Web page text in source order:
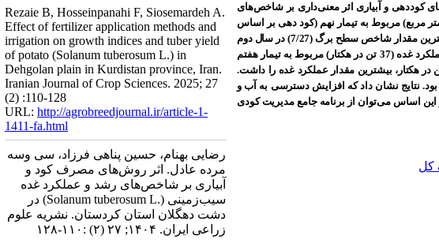
نتایج نشان داد که تیمارهای کوددهی و آبیاری اثر معنی‌داری بر شاخص‌های
داشتند. بیشترین مقدار ماده خشک در هر دو سال (به‌ترتیب 1435/7و 1810 گرم بر متر مربع) مربوط به تیمار نهم (کود دهی بر اساس
نتایج آزمون خاک+آبیاری در 80 درصد ظرفیت مزرعه+1000 کیلوگرم در هکتار گوگرد+کود مرغی) بود. در این تیمار بیشترین مقدار شاخص سطح برگ (7/27) در سال دوم
و بیشترین سرعت رشد گیاه (29/59گرم بر مترمربع در روز) در سال اول به‌دست آمد. در سال اول بیشترین مقدار عملکرد غده (37 تن در هکتار) مربوط به تیمار هفتم
بر اساس شیوه رایج منطقه+ آبیاری در 80 درصد ظرفیت مزرعه) بود و در سال دوم تیمار نهم با حدود 50 تن در هکتار، بیشترین مقدار عملکرد غده را داشت.
کوددهی رایج منطقه بود. نتایج نشان داد که افزایش دسترسی به آب و
اساس می‌توان از برنامه جامع مدیریت کودی
کل
Rezaie B, Hosseinpanahi F, Siosemardeh A.
Effect of fertilizer application methods and
irrigation on growth indices and tuber yield
of potato (Solanum tuberosum L.) in
Dehgolan plain in Kurdistan province, Iran.
Iranian Journal of Crop Sciences. 2025; 27
(2) :110-128
URL: http://agrobreedjournal.ir/article-1-
1411-fa.html
رضایی بهنام، حسین پناهی فرزاد، سی وسه
مرده عادل. اثر روش‌های مصرف کود و
آبیاری بر شاخص‌های رشد و عملکرد غده
سیب‌زمینی (.Solanum tuberosum L) در
دشت دهگلان استان کردستان. نشریه علوم
زراعی ایران. ۱۴۰۴; ۲۷ (۲) :۱۱۰-۱۲۸